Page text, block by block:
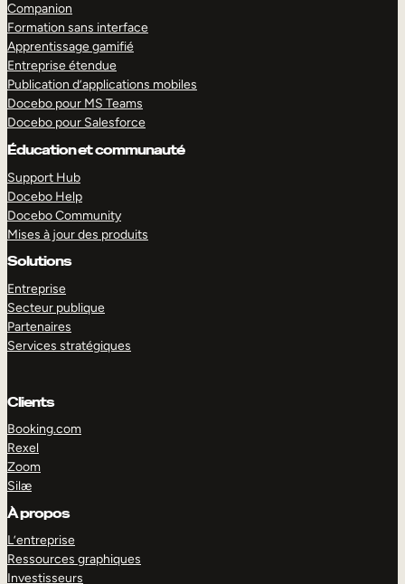
Companion
Formation sans interface
Apprentissage gamifié
Entreprise étendue
Publication d’applications mobiles
Docebo pour MS Teams
Docebo pour Salesforce
Éducation et communauté
Support Hub
Docebo Help
Docebo Community
Mises à jour des produits
Solutions
Entreprise
Secteur publique
Partenaires
Services stratégiques
Clients
Booking.com
Rexel
Zoom
Silæ
À propos
L’entreprise
Ressources graphiques
Investisseurs